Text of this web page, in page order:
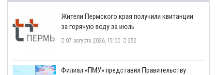
​Жители Пермского края получили квитанции
за горячую воду за июль
07 августа 2026, 15:00 252
​Филиал «ПМУ» представил Правительству